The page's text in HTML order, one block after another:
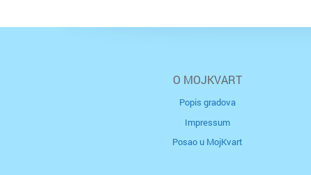
O MOJKVART
Popis gradova
Impressum
Posao u MojKvart